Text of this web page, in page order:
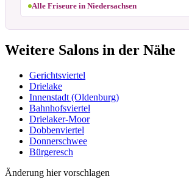
Alle Friseure in Niedersachsen
Weitere Salons in der Nähe
Gerichtsviertel
Drielake
Innenstadt (Oldenburg)
Bahnhofsviertel
Drielaker-Moor
Dobbenviertel
Donnerschwee
Bürgeresch
Änderung hier vorschlagen